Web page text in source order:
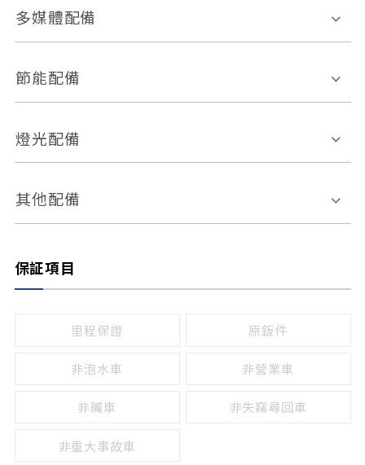
ABS防鎖死
車道偏離警示
自動停車系統 盲點偵測系統
倒車雷達
皮椅
無
有
多媒體配備
外部音源接入
節能配備
引擎啟閉系統
燈光配備
感應頭燈
頭燈光源
其他配備
保証項目
里程保證 原鈑件
非泡水車 非營業車
非贓車 非失竊尋回車
非重大事故車